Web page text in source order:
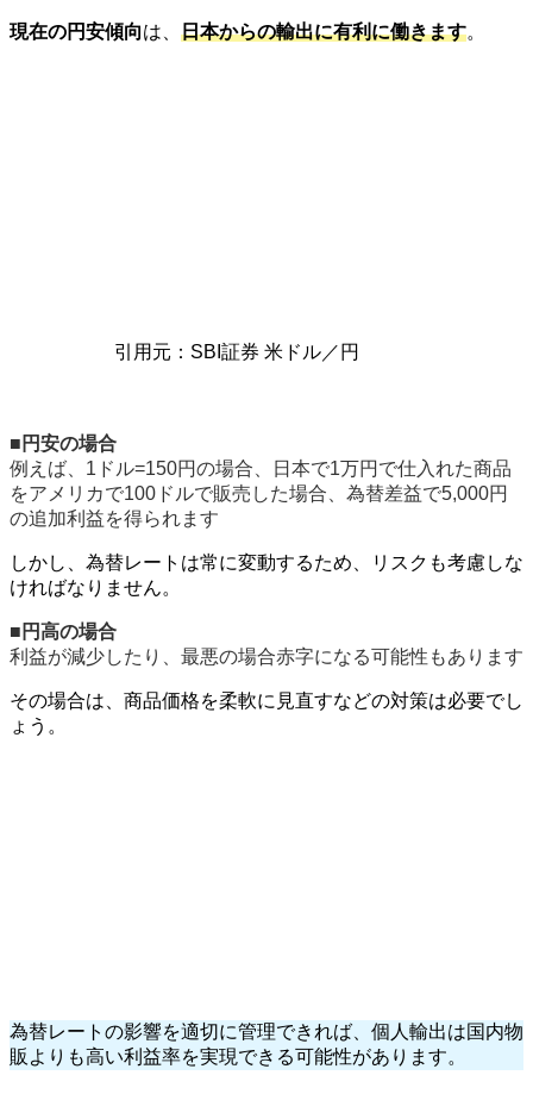
現在の円安傾向は、 日本からの輸出に有利に働きます。
引用元：SBI証券 米ドル／円
■ 円安の場合
例えば、1ドル=150円の場合、日本で1万円で仕入れた商品
をアメリカで100ドルで販売した場合、為替差益で5,000円
の追加利益を得られます
しかし、為替レートは常に変動するため、リスクも考慮しな
ければなりません。
■ 円高の場合
利益が減少したり、最悪の場合赤字になる可能性もあります
その場合は、商品価格を柔軟に見直すなどの対策は必要でし
ょう。
為替レートの影響を適切に管理できれば、個人輸出は国内物
販よりも高い利益率を実現できる可能性があります。